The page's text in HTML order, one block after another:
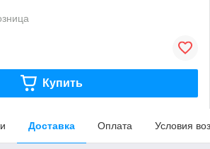
Купить
Доставка Оплата Условия